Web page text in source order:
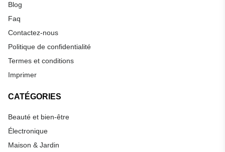
Blog
Faq
Contactez-nous
Politique de confidentialité
Termes et conditions
Imprimer
CATÉGORIES
Beauté et bien-être
Électronique
Maison & Jardin